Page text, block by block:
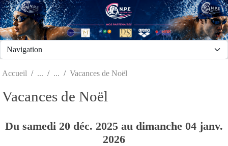
Accueil Vacances de Noël
Vacances de Noël
Du samedi 20 déc. 2025 au dimanche 04 janv.
2026
Panneau de gestion des cookies